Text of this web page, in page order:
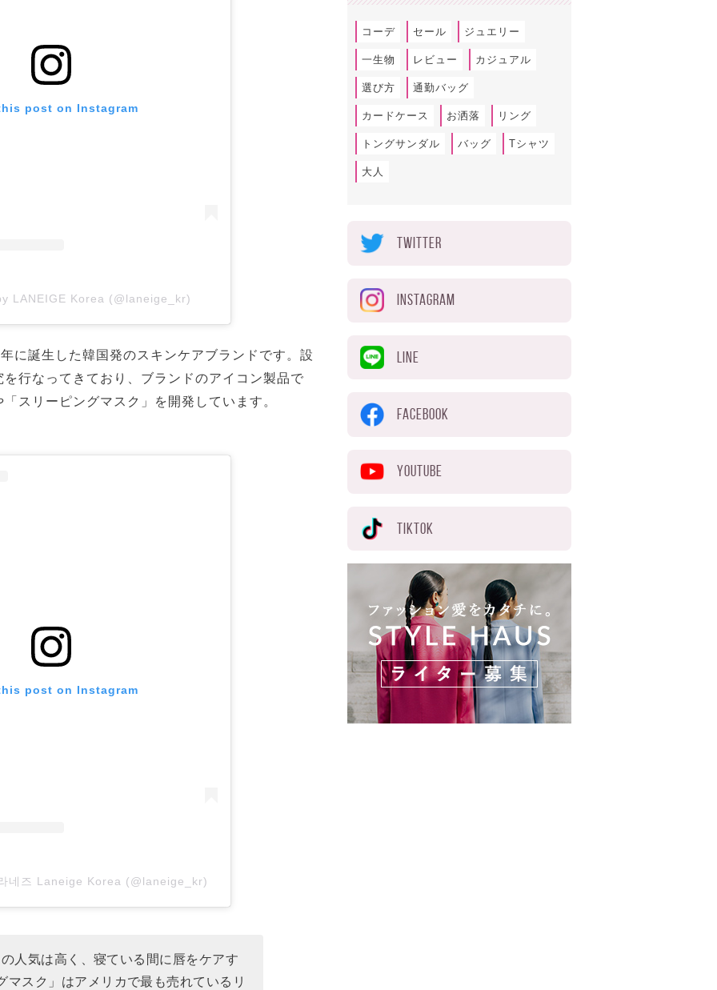
post on Instagram
LANEIGE Korea (@laneige_kr)
に誕生した韓国発のスキンケアブランドです。設
行なってきており、ブランドのアイコン製品で
スリーピングマスク」を開発しています。
post on Instagram
네즈 Laneige Korea (@laneige_kr)
人気は高く、寝ている間に唇をケアす
マスク」はアメリカで最も売れているリ
コーデ セール ジュエリー
一生物 レビュー カジュアル
選び方 通勤バッグ
カードケース お洒落 リング
トングサンダル バッグ Tシャツ
大人
TWITTER
INSTAGRAM
LINE
FACEBOOK
YOUTUBE
TIKTOK